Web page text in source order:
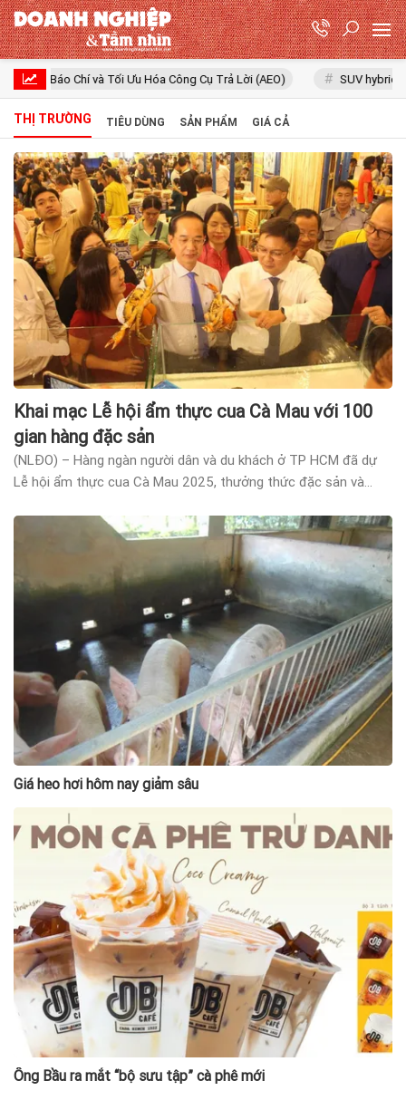
Chí và Tối Ưu Hóa Công Cụ Trả Lời (AEO) SUV hybrid BYD
THỊ TRƯỜNG TIÊU DÙNG SẢN PHẨM GIÁ CẢ
Khai mạc Lễ hội ẩm thực cua Cà Mau với 100
gian hàng đặc sản
(NLĐO) – Hàng ngàn người dân và du khách ở TP HCM đã dự
Lễ hội ẩm thực cua Cà Mau 2025, thưởng thức đặc sản và
Giá heo hơi hôm nay giảm sâu
Ông Bầu ra mắt “bộ sưu tập” cà phê mới